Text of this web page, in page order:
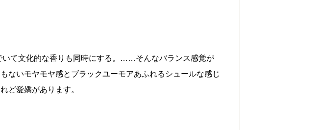
いて文化的な香りも同時にする。……そんなバランス感覚が
ないモヤモヤ感とブラックユーモアあふれるシュールな感じ
ど愛嬌があります。